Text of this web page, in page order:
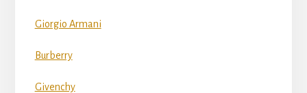
Giorgio Armani
Burberry
Givenchy